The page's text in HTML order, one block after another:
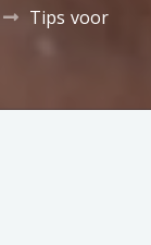
Tips voor